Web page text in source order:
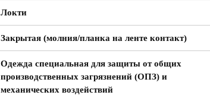
Локти
Закрытая (молния/планка на ленте контакт)
Одежда специальная для защиты от общих
производственных загрязнений (ОПЗ) и
механических воздействий